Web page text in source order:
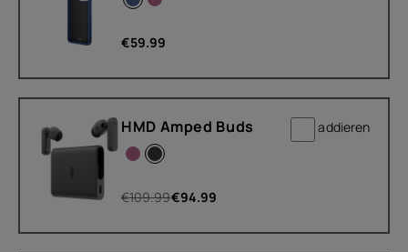
€59.99
HMD Amped Buds addieren
€109.99€94.99